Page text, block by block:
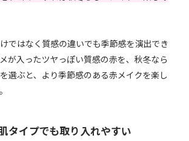
ではなく質感の違いでも季節感を演出でき
が入ったツヤっぽい質感の赤を、秋冬なら
選ぶと、より季節感のある赤メイクを楽し
タイプでも取り入れやすい